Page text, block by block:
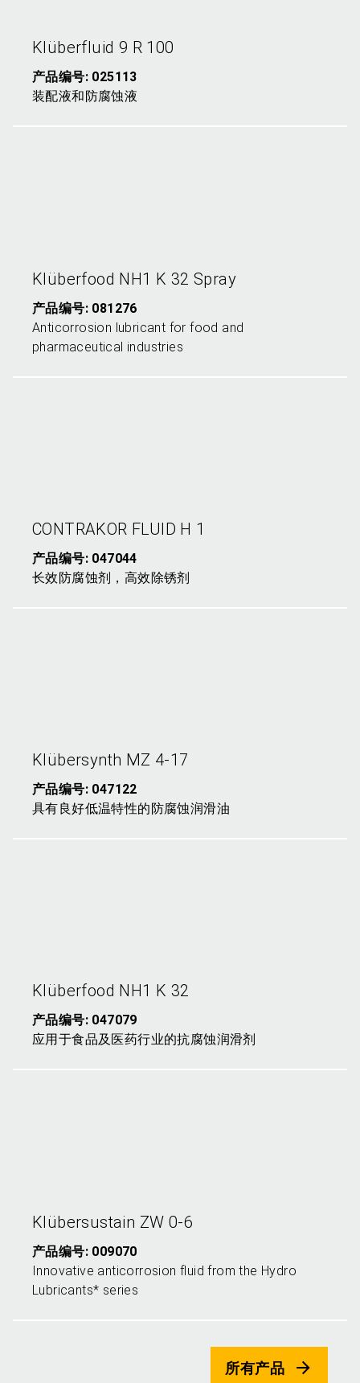
Klüberfluid 9 R 100
产品编号: 025113
装配液和防腐蚀液
Klüberfood NH1 K 32 Spray
产品编号: 081276
Anticorrosion lubricant for food and
pharmaceutical industries
CONTRAKOR FLUID H 1
产品编号: 047044
长效防腐蚀剂，高效除锈剂
Klübersynth MZ 4-17
产品编号: 047122
具有良好低温特性的防腐蚀润滑油
Klüberfood NH1 K 32
产品编号: 047079
应用于食品及医药行业的抗腐蚀润滑剂
Klübersustain ZW 0-6
产品编号: 009070
Innovative anticorrosion fluid from the Hydro
Lubricants* series
所有产品